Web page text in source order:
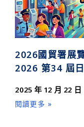
2026國貿署展
2026 第34 屆
2025 年 12 月 22 日
閱讀更多 »